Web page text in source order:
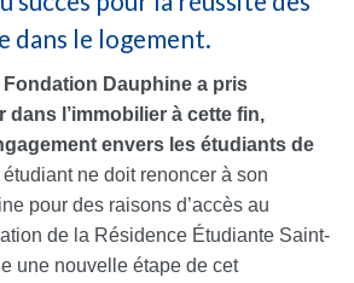
dans le logement.
Fondation Dauphine a pris
dans l’immobilier à cette fin,
envers es étudiants de
étudiant ne doit renoncer à son
pour des raisons d’accès au
de la Résidence Étudiante Saint-
une nouvelle étape de cet